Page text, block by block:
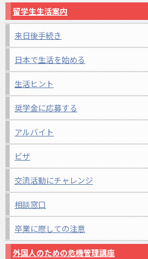
留学生生活案内
来日後手続き
日本で生活を始める
生活ヒント
奨学金に応募する
アルバイト
ビザ
交流活動にチャレンジ
相談窓口
卒業に際しての注意
外国人のための危機管理講座